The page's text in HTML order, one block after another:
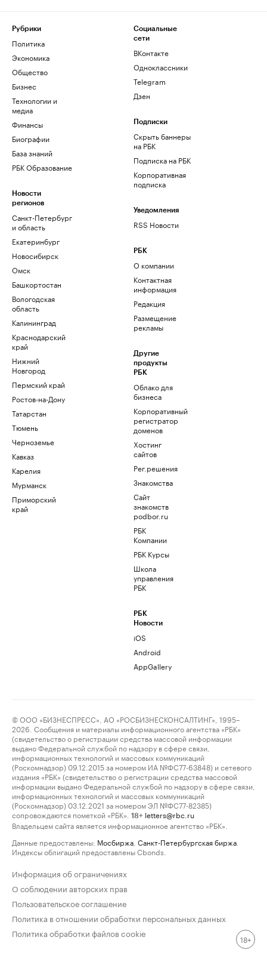
Рубрики
Политика
Экономика
Общество
Бизнес
Технологии и
медиа
Финансы
Биографии
База знаний
РБК Образование
Новости
регионов
Санкт-Петербург
и область
Екатеринбург
Новосибирск
Омск
Башкортостан
Вологодская
область
Калининград
Краснодарский
край
Нижний
Новгород
Пермский край
Ростов-на-Дону
Татарстан
Тюмень
Черноземье
Кавказ
Карелия
Мурманск
Приморский
край
Социальные
сети
ВКонтакте
Одноклассники
Telegram
Дзен
Подписки
Скрыть баннеры
на РБК
Подписка на РБК
Корпоративная
подписка
Уведомления
RSS Новости
РБК
О компании
Контактная
информация
Редакция
Размещение
рекламы
Другие
продукты
РБК
Облако для
бизнеса
Корпоративный
регистратор
доменов
Хостинг
сайтов
Рег.решения
Знакомства
Сайт
знакомств
podbor.ru
РБК
Компании
РБК Курсы
Школа
управления
РБК
РБК
Новости
iOS
Android
AppGallery
© ООО «БИЗНЕСПРЕСС», АО «РОСБИЗНЕСКОНСАЛТИНГ», 1995–
2026. Сообщения и материалы информационного агентства «РБК»
(свидетельство о регистрации средства массовой информации
выдано Федеральной службой по надзору в сфере связи,
информационных технологий и массовых коммуникаций
(Роскомнадзор) 09.12.2015 за номером ИА №ФС77-63848) и сетевого
издания «РБК» (свидетельство о регистрации средства массовой
информации выдано Федеральной службой по надзору в сфере связи,
информационных технологий и массовых коммуникаций
(Роскомнадзор) 03.12.2021 за номером ЭЛ №ФС77-82385)
сопровождаются пометкой «РБК».
18+ letters@rbc.ru
Владельцем сайта является информационное агентство «РБК».
Данные предоставлены: Мосбиржа Санкт-Петербургская биржа
Индексы облигаций предоставлены Cbonds.
Информация об ограничениях
О соблюдении авторских прав
Пользовательское соглашение
Политика в отношении обработки персональных данных
Политика обработки файлов cookie
18+